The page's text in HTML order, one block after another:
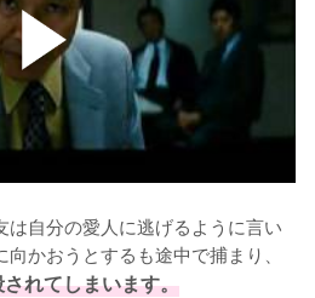
自分の愛人に逃げるように言い
かおうとするも途中で捕まり、
れてしまいます。